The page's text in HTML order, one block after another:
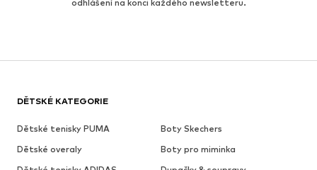
odhlášení na konci každého newsletteru.
DĚTSKÉ KATEGORIE
Dětské tenisky PUMA
Boty Skechers
Dětské overaly
Boty pro miminka